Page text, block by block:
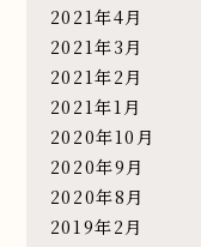
2021年4月
2021年3月
2021年2月
2021年1月
2020年10月
2020年9月
2020年8月
2019年2月